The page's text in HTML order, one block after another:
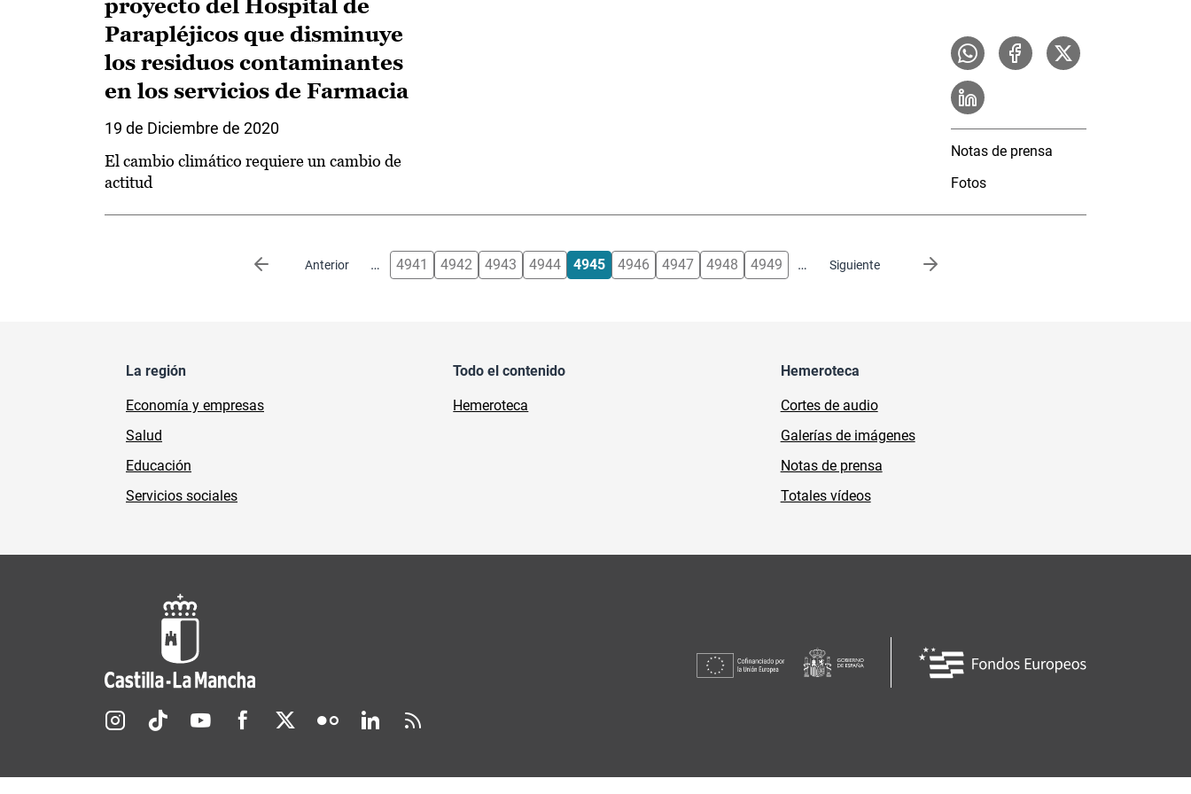
proyecto del Hospital de
Parapléjicos que disminuye
los residuos contaminantes
en los servicios de Farmacia
19 de Diciembre de 2020
El cambio climático requiere un cambio de
actitud
Notas de prensa
Fotos
Anterior
Página anterior … 4941 4942 4943 4944 4945 4946 4947 4948 4949 … Siguiente
Siguiente página
La región
Economía y empresas
Salud
Educación
Servicios sociales
Todo el contenido
Hemeroteca
Hemeroteca
Cortes de audio
Galerías de imágenes
Notas de prensa
Totales vídeos
Redes sociales JCCM